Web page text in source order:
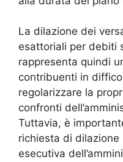
La dilazione dei
esattoriali per debiti
rappresenta quindi
contribuenti in
regolarizzare la
confronti
Tuttavia, è
richiesta di dilazione
esecutiva